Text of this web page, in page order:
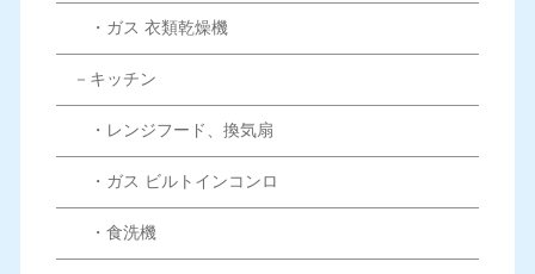
・ガス 衣類乾燥機
－キッチン
・レンジフード、換気扇
・ガス ビルトインコンロ
・食洗機